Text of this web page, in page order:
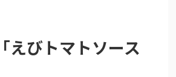
えびトマトソース